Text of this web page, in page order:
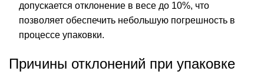
допускается отклонение в весе до 10%, что
позволяет обеспечить небольшую погрешность в
процессе упаковки.
Причины отклонений при упаковке